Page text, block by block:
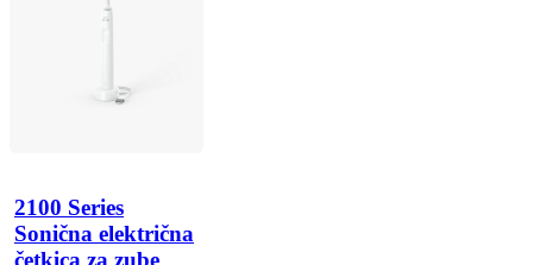
2100 Series
Sonična električna
četkica za zube